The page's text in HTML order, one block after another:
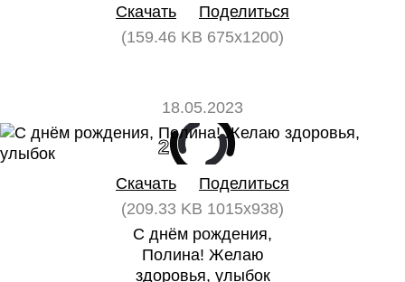
Скачать
Поделиться
(159.46 KB 675x1200)
18.05.2023
2
Скачать
Поделиться
(209.33 KB 1015x938)
С днём рождения,
Полина! Желаю
здоровья, улыбок